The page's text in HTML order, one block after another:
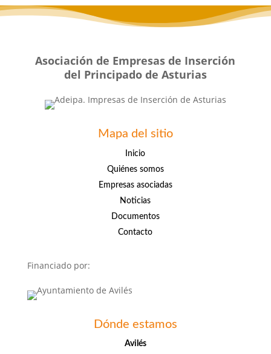
Asociación de Empresas de Inserción
del Principado de Asturias
Mapa del sitio
Inicio
Quiénes somos
Empresas asociadas
Noticias
Documentos
Contacto
Financiado por:
Dónde estamos
Avilés